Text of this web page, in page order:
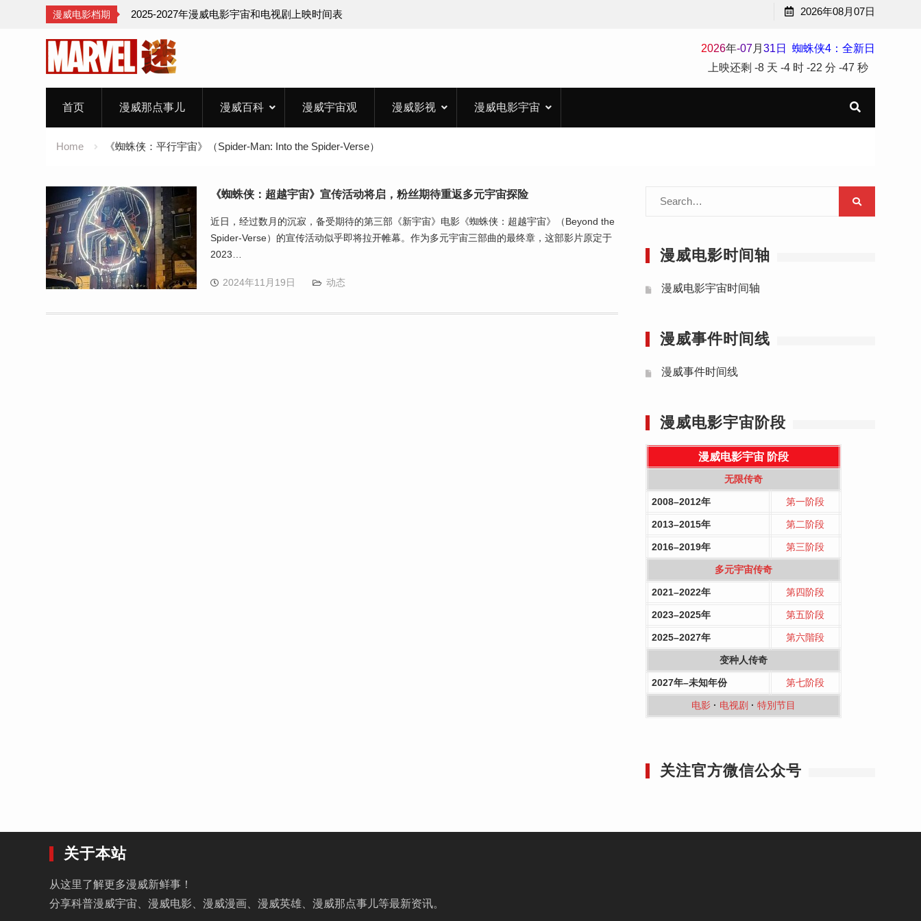
漫威电影档期 2025-2027年漫威电影宇宙和电视剧上映时间表 2026年08月07日
2026年-07月 31 日
蜘蛛侠4：全新日
上映还剩 -8 天 -4 时 -22 分 -47 秒
首页 漫威那点事儿 漫威百科 漫威宇宙观 漫威影视 漫威电影宇宙
Home 《蜘蛛侠：平行宇宙》（Spider-Man: Into the Spider-Verse）
《蜘蛛侠：超越宇宙》宣传活动将启，粉丝期待重返多元宇宙探险
近日，经过数月的沉寂，备受期待的第三部《新宇宙》电影《蜘蛛侠：超越宇宙》（Beyond the
Spider-Verse）的宣传活动似乎即将拉开帷幕。作为多元宇宙三部曲的最终章，这部影片原定于
2023…
2024年11月19日 动态
Search
漫威电影时间轴
漫威电影宇宙时间轴
漫威事件时间线
漫威事件时间线
漫威电影宇宙阶段
漫威电影宇宙 阶段
无限传奇
2008–2012年 第一阶段
2013–2015年 第二阶段
2016–2019年 第三阶段
多元宇宙传奇
2021–2022年 第四阶段
2023–2025年 第五阶段
2025–2027年 第六階段
变种人传奇
2027年–未知年份 第七阶段
电影 · 电视剧 · 特別节目
关注官方微信公众号
关于本站
从这里了解更多漫威新鲜事！
分享科普漫威宇宙、漫威电影、漫威漫画、漫威英雄、漫威那点事儿等最新资讯。